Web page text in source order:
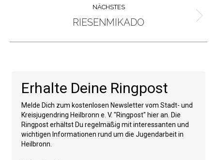
NÄCHSTES
Next
RIESENMIKADO
Erhalte Deine Ringpost
Melde Dich zum kostenlosen Newsletter vom Stadt- und
Kreisjugendring Heilbronn e. V. "Ringpost" hier an. Die
Ringpost erhältst Du regelmäßig mit interessanten und
wichtigen Informationen rund um die Jugendarbeit in
Heilbronn.